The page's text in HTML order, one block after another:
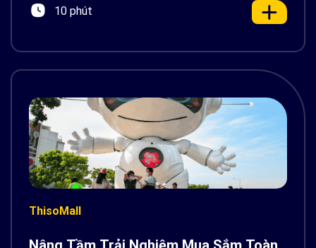
chuẩn cloud-native trên Amazon Web Services
10 phút
ThisoMall